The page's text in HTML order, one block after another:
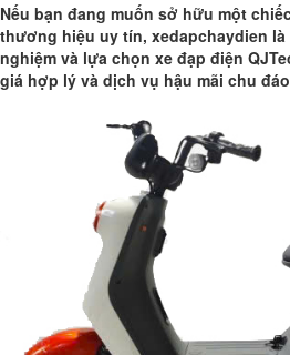
Nếu bạn đang muốn sở hữu một
thương hiệu uy tín, xedapchaydien
nghiệm và lựa chọn xe đạp điện
giá hợp lý và dịch vụ hậu mãi chu